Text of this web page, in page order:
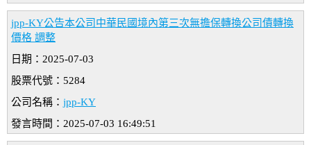
jpp-KY公告本公司中華民國境內第三次無擔保轉換公司債轉換
價格 調整
日期：2025-07-03
股票代號：5284
公司名稱： jpp-KY
發言時間：2025-07-03 16:49:51